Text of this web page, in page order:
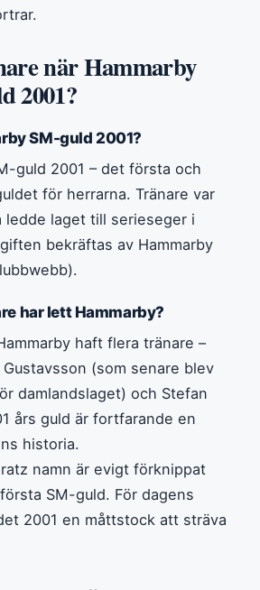
när Hammarby
2001?
SM-guld 2001?
guld 2001 – det första och
för herrarna. Tränare var
ledde laget till serieseger i
bekräftas av Hammarby
har lett Hammarby?
haft flera tränare –
(som senare blev
damlandslaget) och Stefan
års guld är fortfarande en
historia.
namn är evigt förknippat
SM-guld. För dagens
2001 en måttstock att sträva